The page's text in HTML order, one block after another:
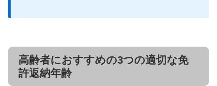
高齢者におすすめの3つの適切な免
許返納年齢